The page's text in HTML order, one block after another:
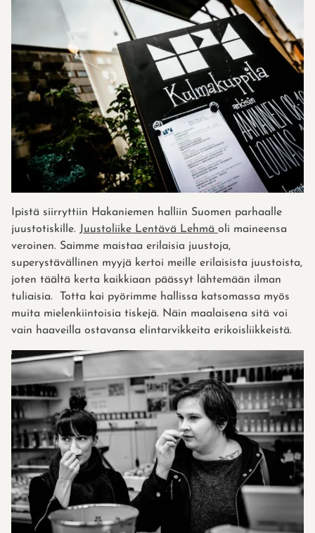
Ipistä siirryttiin Hakaniemen halliin Suomen parhaalle
juustotiskille. Juustoliike Lentävä Lehmä oli maineensa
veroinen. Saimme maistaa erilaisia juustoja,
superystävällinen myyjä kertoi meille erilaisista juustoista,
joten täältä kerta kaikkiaan päässyt lähtemään ilman
tuliaisia. Totta kai pyörimme hallissa katsomassa myös
muita mielenkiintoisia tiskejä. Näin maalaisena sitä voi
vain haaveilla ostavansa elintarvikkeita erikoisliikkeistä.